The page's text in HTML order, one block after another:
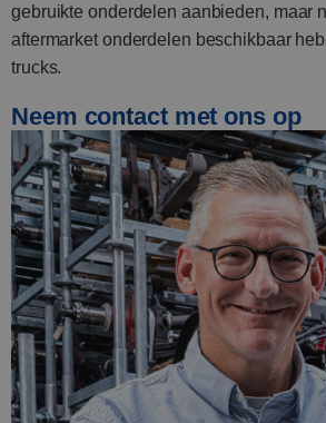
gebruikte onderdelen aanbieden, maar
aftermarket onderdelen beschikbaar
trucks.
Neem contact met ons op